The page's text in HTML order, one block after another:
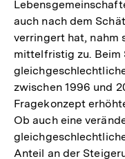
auch nach dem
verringert hat, nahm
mittelfristig zu. Beim
zwischen 1996 und
Fragekonzept
Ob auch eine
Anteil an der